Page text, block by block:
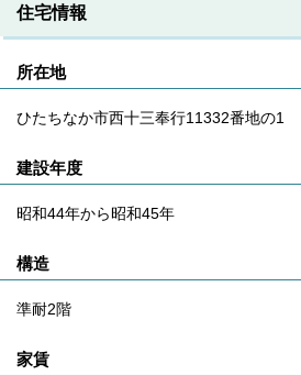
住宅情報
所在地
ひたちなか市西十三奉行11332番地の1
建設年度
昭和44年から昭和45年
構造
準耐2階
家賃